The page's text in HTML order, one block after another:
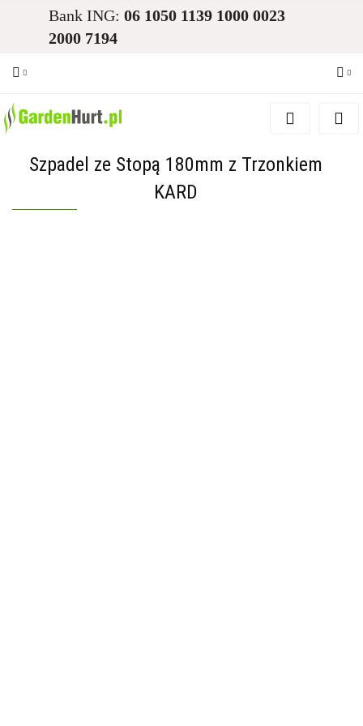
Bank ING: 06 1050 1139 1000 0023
2000 7194
Zaloguj się
Dodaj zgłoszenie
Szpadel ze Stopą 180mm z Trzonkiem
KARD